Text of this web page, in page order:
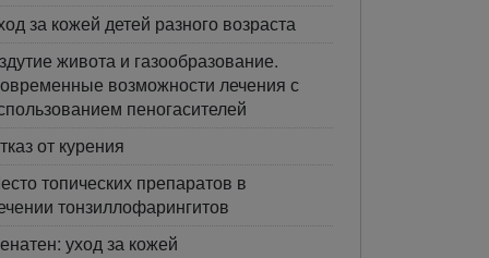
за кожей детей разного возраста
живота и газообразование.
возможности лечения с
пеногасителей
от курения
топических препаратов в
тонзиллофарингитов
уход за кожей